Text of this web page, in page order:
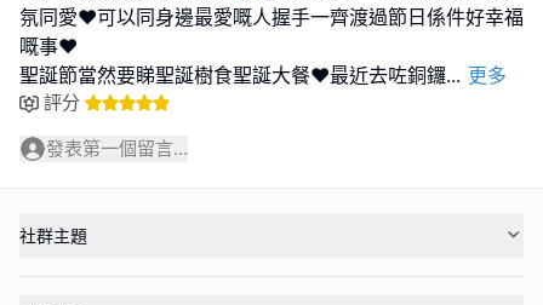
氛同愛❤️可以同身邊最愛嘅人握手一齊渡過節日係件好幸福
嘅事❤️
聖誕節當然要睇聖誕樹食聖誕大餐❤️最近去咗銅鑼... 更多
評分
發表第一個留言...
社群主題